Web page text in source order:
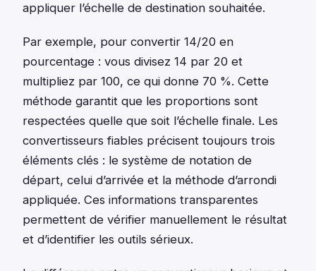
appliquer l’échelle de destination souhaitée.
Par exemple, pour convertir 14/20 en
pourcentage : vous divisez 14 par 20 et
multipliez par 100, ce qui donne 70 %. Cette
méthode garantit que les proportions sont
respectées quelle que soit l’échelle finale. Les
convertisseurs fiables précisent toujours trois
éléments clés : le système de notation de
départ, celui d’arrivée et la méthode d’arrondi
appliquée. Ces informations transparentes
permettent de vérifier manuellement le résultat
et d’identifier les outils sérieux.